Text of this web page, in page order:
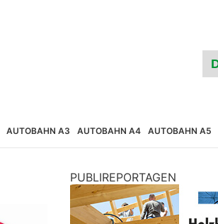
AUTOBAHN A3 AUTOBAHN A4 AUTOBAHN A5
PUBLIREPORTAGEN